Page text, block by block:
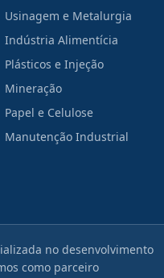
Usinagem e Metalurgia
Indústria Alimentícia
Plásticos e Injeção
Mineração
Papel e Celulose
Manutenção Industrial
no desenvolvimento
como parceiro